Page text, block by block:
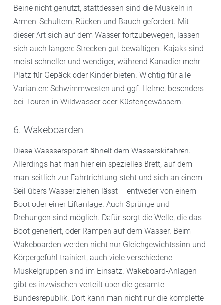
Beine nicht genutzt, stattdessen sind die Muskeln in
Armen, Schultern, Rücken und Bauch gefordert. Mit
dieser Art sich auf dem Wasser fortzubewegen, lassen
sich auch längere Strecken gut bewältigen. Kajaks sind
meist schneller und wendiger, während Kanadier mehr
Platz für Gepäck oder Kinder bieten. Wichtig für alle
Varianten: Schwimmwesten und ggf. Helme, besonders
bei Touren in Wildwasser oder Küstengewässern.
6. Wakeboarden
Diese Wasssersporart ähnelt dem Wasserskifahren.
Allerdings hat man hier ein spezielles Brett, auf dem
man seitlich zur Fahrtrichtung steht und sich an einem
Seil übers Wasser ziehen lässt – entweder von einem
Boot oder einer Liftanlage. Auch Sprünge und
Drehungen sind möglich. Dafür sorgt die Welle, die das
Boot generiert, oder Rampen auf dem Wasser. Beim
Wakeboarden werden nicht nur Gleichgewichtssinn und
Körpergefühl trainiert, auch viele verschiedene
Muskelgruppen sind im Einsatz. Wakeboard-Anlagen
gibt es inzwischen verteilt über die gesamte
Bundesrepublik. Dort kann man nicht nur die komplette